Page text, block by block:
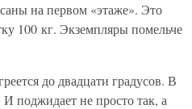
на первом «этаже». Это
100 кг. Экземпляры помельче
до двадцати градусов. В
поджидает не просто так, а